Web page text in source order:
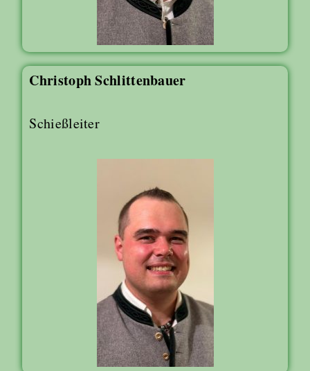
Christoph Schlittenbauer
Schießleiter